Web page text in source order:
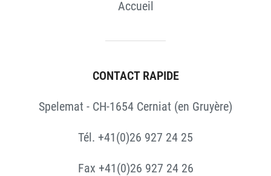
Accueil
CONTACT RAPIDE
Spelemat - CH-1654 Cerniat (en Gruyère)
Tél. +41(0)26 927 24 25
Fax +41(0)26 927 24 26